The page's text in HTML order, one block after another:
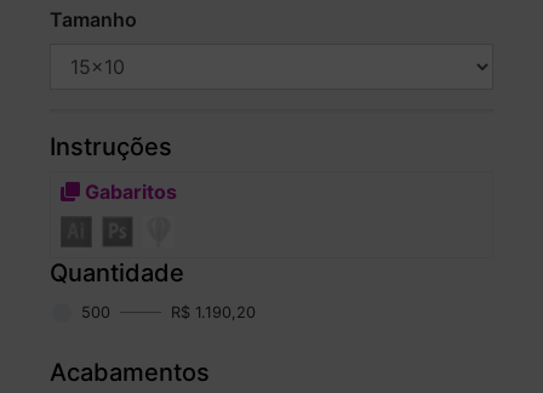
Tamanho
Instruções
Gabaritos
Quantidade
500 R$ 1.190,20
Acabamentos